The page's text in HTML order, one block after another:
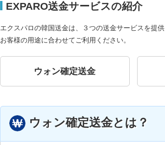
EXPARO送金サービスの紹介
エクスパロの韓国送金は、３つの送金サービスを提供
お客様の用途に合わせてご利用ください。
ウォン確定送金
ウォン確定送金とは？